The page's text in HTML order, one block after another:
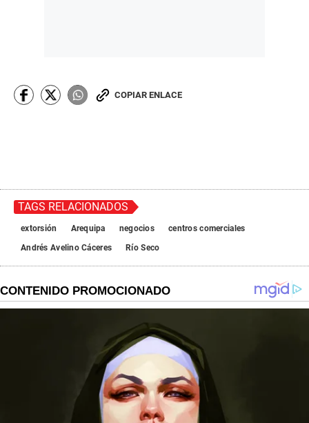
COPIAR ENLACE
TAGS RELACIONADOS
extorsión Arequipa negocios
centros comerciales
Andrés Avelino Cáceres
Río Seco